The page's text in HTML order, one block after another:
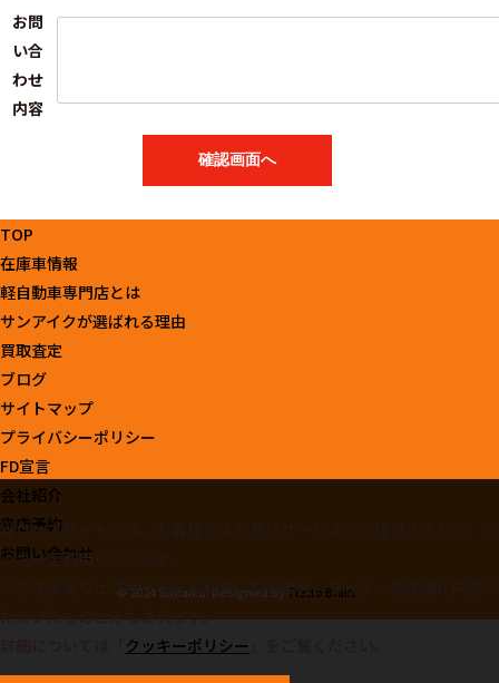
お問
い合
わせ
内容
TOP
在庫車情報
軽自動車専門店とは
サンアイクが選ばれる理由
買取査定
ブログ
サイトマップ
プライバシーポリシー
FD宣言
会社紹介
来店予約
お問い合わせ
© 2024 Sunaiku. Designed by Tratto Brain.
当ウェブサイトでは、お客様により良いサービスをご提供するため、ク
ッキーを利用しています。
このまま当ウェブサイトをご利用になる場合、クッキーの使用に同意い
ただいたものとみなされます。
クッキーポリシー